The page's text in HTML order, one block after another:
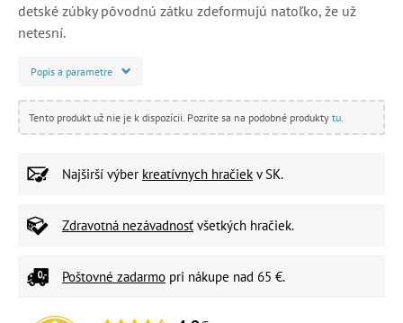
detské zúbky pôvodnú zátku zdeformujú natoľko, že už
netesní.
Popis a parametre
Tento produkt už nie je k dispozícii. Pozrite sa na podobné produkty tu
Najširší výber kreatívnych hračiek v SK.
Zdravotná nezávadnosť všetkých hračiek.
Poštovné zadarmo pri nákupe nad 65 €.